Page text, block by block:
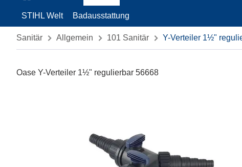
STIHL Welt Badausstattung
Sanitär Allgemein 101 Sanitär Y-Verteiler 1½"
Oase Y-Verteiler 1½" regulierbar 56668